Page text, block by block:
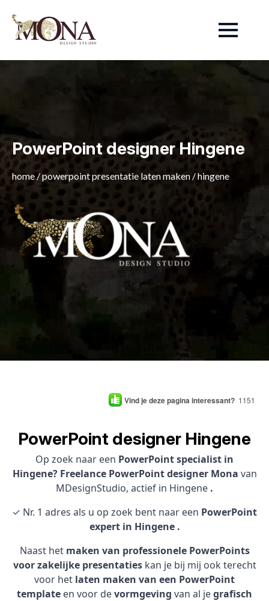
PowerPoint designer Hingene
home /powerpoint presentatie laten maken /hingene
Vind je deze pagina interessant? 1151
PowerPoint designer Hingene
Op zoek naar een PowerPoint specialist in
Hingene? Freelance PowerPoint designer Mona van
MDesignStudio, actief in Hingene .
✓ Nr. 1 adres als u op zoek bent naar een PowerPoint
expert in Hingene .
Naast het maken van professionele PowerPoints
voor zakelijke presentatieskan je bij mij ook terecht
voor het laten maken van een PowerPoint
template en voor devormgeving van al jegrafisch